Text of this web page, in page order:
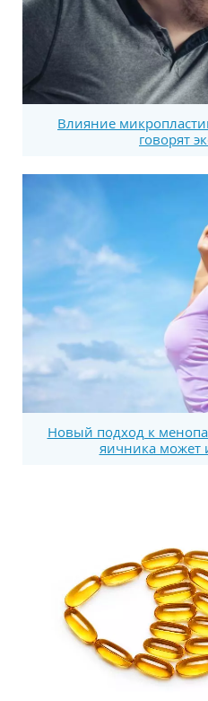
Влияние
говорят
Новый подход к
яичника может